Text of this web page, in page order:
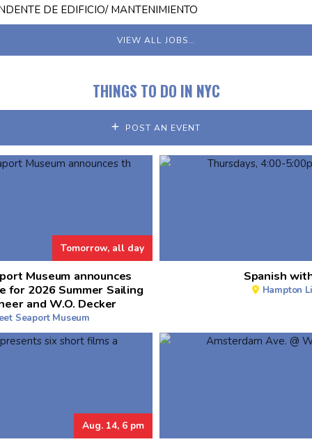
DE EDIFICIO/ MANTENIMIENTO
VIEW ALL JOBS…
THINGS TO DO IN NYC
POST AN EVENT
Tomorrow, all day
Museum announces
for 2026 Summer Sailing
and W.O. Decker
Seaport Museum
Spanish
Hampton
Aug. 14, 6 pm